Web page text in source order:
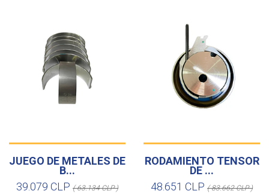
JUEGO DE METALES DE
B...
39.079 CLP ( 63.134 CLP )
RODAMIENTO TENSOR
DE ...
48.651 CLP ( 83.662 CLP )